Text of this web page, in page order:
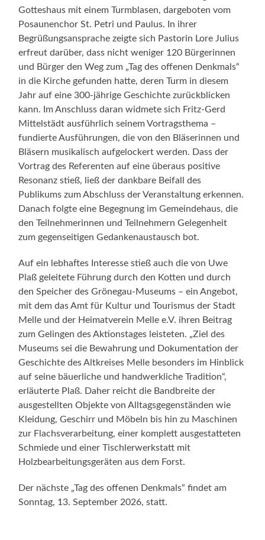
Gotteshaus mit einem Turmblasen, dargeboten vom
Posaunenchor St. Petri und Paulus. In ihrer
Begrüßungsansprache zeigte sich Pastorin Lore Julius
erfreut darüber, dass nicht weniger 120 Bürgerinnen
und Bürger den Weg zum „Tag des offenen Denkmals“
in die Kirche gefunden hatte, deren Turm in diesem
Jahr auf eine 300-jährige Geschichte zurückblicken
kann. Im Anschluss daran widmete sich Fritz-Gerd
Mittelstädt ausführlich seinem Vortragsthema –
fundierte Ausführungen, die von den Bläserinnen und
Bläsern musikalisch aufgelockert werden. Dass der
Vortrag des Referenten auf eine überaus positive
Resonanz stieß, ließ der dankbare Beifall des
Publikums zum Abschluss der Veranstaltung erkennen.
Danach folgte eine Begegnung im Gemeindehaus, die
den Teilnehmerinnen und Teilnehmern Gelegenheit
zum gegenseitigen Gedankenaustausch bot.
Auf ein lebhaftes Interesse stieß auch die von Uwe
Plaß geleitete Führung durch den Kotten und durch
den Speicher des Grönegau-Museums – ein Angebot,
mit dem das Amt für Kultur und Tourismus der Stadt
Melle und der Heimatverein Melle e.V. ihren Beitrag
zum Gelingen des Aktionstages leisteten. „Ziel des
Museums sei die Bewahrung und Dokumentation der
Geschichte des Altkreises Melle besonders im Hinblick
auf seine bäuerliche und handwerkliche Tradition“,
erläuterte Plaß. Daher reicht die Bandbreite der
ausgestellten Objekte von Alltagsgegenständen wie
Kleidung, Geschirr und Möbeln bis hin zu Maschinen
zur Flachsverarbeitung, einer komplett ausgestatteten
Schmiede und einer Tischlerwerkstatt mit
Holzbearbeitungsgeräten aus dem Forst.
Der nächste „Tag des offenen Denkmals“ findet am
Sonntag, 13. September 2026, statt.